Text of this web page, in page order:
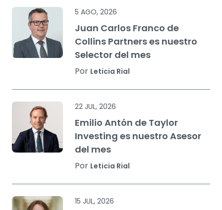
5 AGO, 2026
Juan Carlos Franco de
Collins Partners es nuestro
Selector del mes
Por Leticia Rial
22 JUL, 2026
Emilio Antón de Taylor
Investing es nuestro Asesor
del mes
Por Leticia Rial
15 JUL, 2026